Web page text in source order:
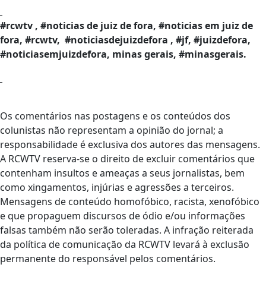
#rcwtv , #noticias de juiz de fora, #noticias em juiz de
fora, #rcwtv, #noticiasdejuizdefora , #jf, #juizdefora,
#noticiasemjuizdefora, minas gerais, #minasgerais.
Os comentários nas postagens e os conteúdos dos
colunistas não representam a opinião do jornal; a
responsabilidade é exclusiva dos autores das mensagens.
A RCWTV reserva-se o direito de excluir comentários que
contenham insultos e ameaças a seus jornalistas, bem
como xingamentos, injúrias e agressões a terceiros.
Mensagens de conteúdo homofóbico, racista, xenofóbico
e que propaguem discursos de ódio e/ou informações
falsas também não serão toleradas. A infração reiterada
da política de comunicação da RCWTV levará à exclusão
permanente do responsável pelos comentários.